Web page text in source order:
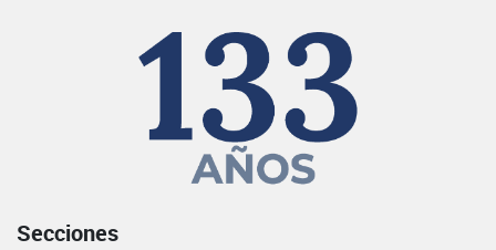
Secciones